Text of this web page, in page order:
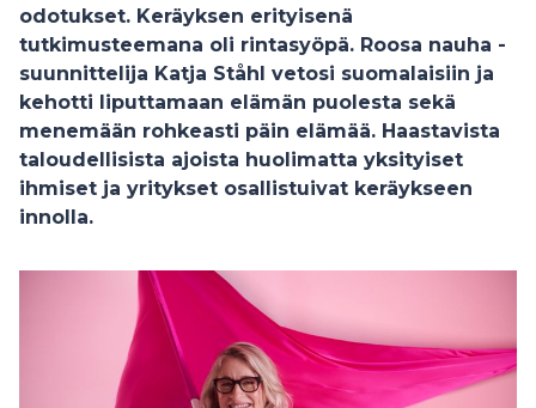
odotukset. Keräyksen erityisenä
tutkimusteemana oli rintasyöpä. Roosa nauha -
suunnittelija Katja Ståhl vetosi suomalaisiin ja
kehotti liputtamaan elämän puolesta sekä
menemään rohkeasti päin elämää. Haastavista
taloudellisista ajoista huolimatta yksityiset
ihmiset ja yritykset osallistuivat keräykseen
innolla.